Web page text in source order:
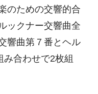
のための交響的合
ックナー交響曲全
響曲第７番とヘル
み合わせで2枚組